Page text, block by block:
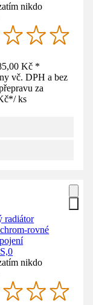
nikdo
Kč *
vč. DPH a bez
za
*/ ks
radiátor
rovné
nikdo